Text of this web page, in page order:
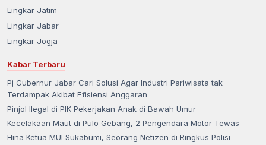
Lingkar Jatim
Lingkar Jabar
Lingkar Jogja
Kabar Terbaru
Pj Gubernur Jabar Cari Solusi Agar Industri Pariwisata tak
Terdampak Akibat Efisiensi Anggaran
Pinjol Ilegal di PIK Pekerjakan Anak di Bawah Umur
Kecelakaan Maut di Pulo Gebang, 2 Pengendara Motor Tewas
Hina Ketua MUI Sukabumi, Seorang Netizen di Ringkus Polisi